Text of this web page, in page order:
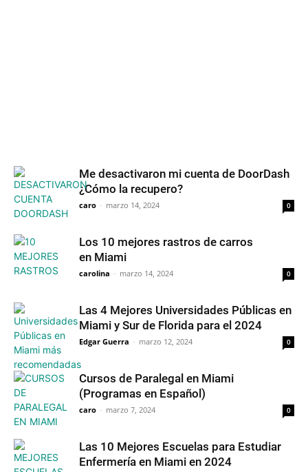
Me desactivaron mi cuenta de DoorDash
¿Cómo la recupero?
caro - marzo 14, 2024 0
Los 10 mejores rastros de carros
en Miami
carolina - marzo 14, 2024 0
Las 4 Mejores Universidades Públicas en
Miami y Sur de Florida para el 2024
Edgar Guerra - marzo 12, 2024 0
Cursos de Paralegal en Miami
(Programas en Español)
caro - marzo 7, 2024 0
Las 10 Mejores Escuelas para Estudiar
Enfermería en Miami en 2024